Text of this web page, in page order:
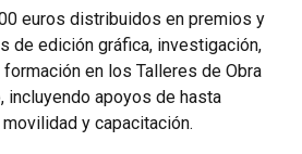
euros distribuidos en premios y
de edición gráfica, investigación,
en los Talleres de Obra
incluyendo apoyos de hasta
y capacitación.